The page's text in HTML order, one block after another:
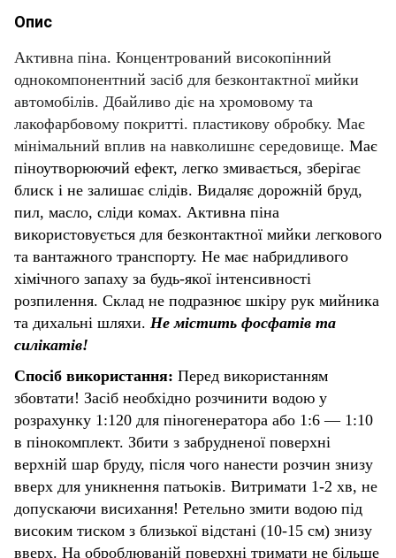
Опис
Активна піна. Концентрований високопінний
однокомпонентний засіб для безконтактної мийки
автомобілів. Дбайливо діє на хромовому та
лакофарбовому покритті. пластикову обробку. Має
мінімальний вплив на навколишнє середовище. Має
піноутворюючий ефект, легко змивається, зберігає
блиск і не залишає слідів. Видаляє дорожній бруд,
пил, масло, сліди комах. Активна піна
використовується для безконтактної мийки легкового
та вантажного транспорту. Не має набридливого
хімічного запаху за будь-якої інтенсивності
розпилення. Склад не подразнює шкіру рук мийника
та дихальні шляхи. Не містить фосфатів та
силікатів!
Спосіб використання: Перед використанням
збовтати! Засіб необхідно розчинити водою у
розрахунку 1:120 для піногенератора або 1:6 — 1:10
в пінокомплект. Збити з забрудненої поверхні
верхній шар бруду, після чого нанести розчин знизу
вверх для уникнення патьоків. Витримати 1-2 хв, не
допускаючи висихання! Ретельно змити водою під
високим тиском з близької відстані (10-15 см) знизу
вверх. На оброблюваній поверхні тримати не більше